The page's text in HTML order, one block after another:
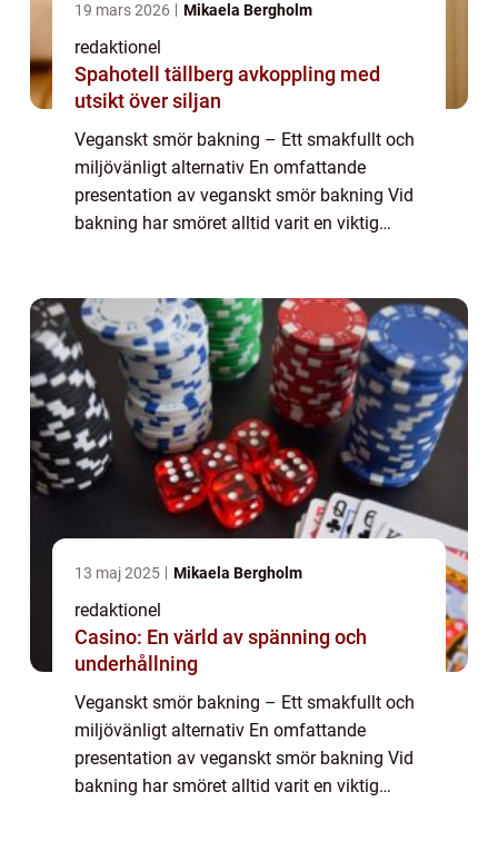
19 mars 2026 Mikaela Bergholm
redaktionel
Spahotell tällberg avkoppling med
utsikt över siljan
Veganskt smör bakning – Ett smakfullt och
miljövänligt alternativ En omfattande
presentation av veganskt smör bakning Vid
bakning har smöret alltid varit en viktig
13 maj 2025 Mikaela Bergholm
redaktionel
Casino: En värld av spänning och
underhållning
Veganskt smör bakning – Ett smakfullt och
miljövänligt alternativ En omfattande
presentation av veganskt smör bakning Vid
bakning har smöret alltid varit en viktig